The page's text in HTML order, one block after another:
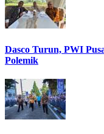
Dasco Turun, PWI
Polemik